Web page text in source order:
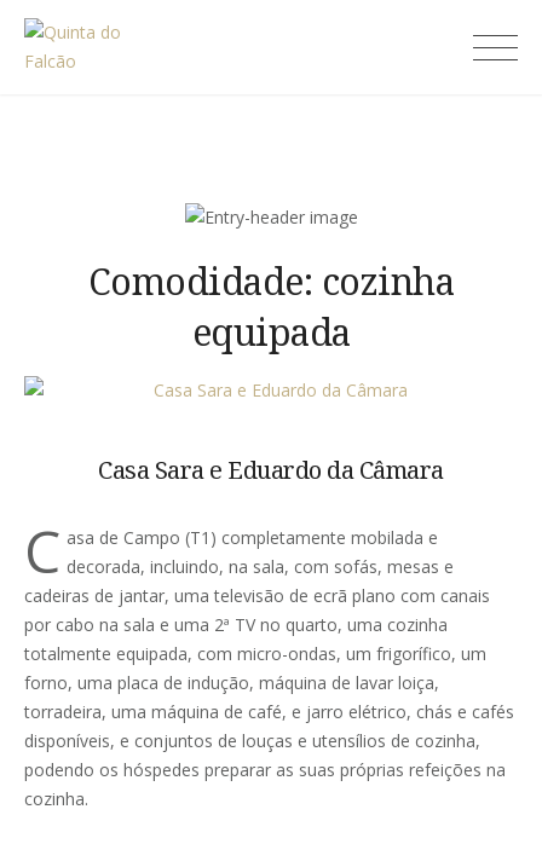
Skip
content
Comodidade: cozinha
equipada
Casa Sara e Eduardo da Câmara
C asa de Campo (T1) completamente mobilada e
decorada, incluindo, na sala, com sofás, mesas e
cadeiras de jantar, uma televisão de ecrã plano com canais
por cabo na sala e uma 2ª TV no quarto, uma cozinha
totalmente equipada, com micro-ondas, um frigorífico, um
forno, uma placa de indução, máquina de lavar loiça,
torradeira, uma máquina de café, e jarro elétrico, chás e cafés
disponíveis, e conjuntos de louças e utensílios de cozinha,
podendo os hóspedes preparar as suas próprias refeições na
cozinha.